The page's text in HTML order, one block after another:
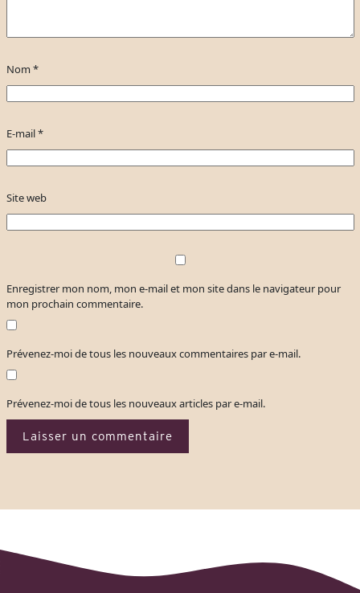
Nom *
E-mail*
Site web
Enregistrer mon nom, mon e-mail et mon site dans le navigateur pour
mon prochain commentaire.
Prévenez-moi de tous les nouveaux commentaires par e-mail.
Prévenez-moi de tous les nouveaux articles par e-mail.